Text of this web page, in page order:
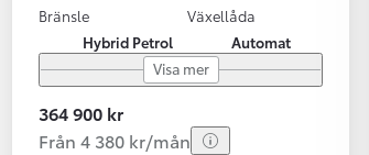
Bränsle
Hybrid Petrol
Växellåda
Automat
Visa mer
364 900 kr
Från 4 380 kr/mån